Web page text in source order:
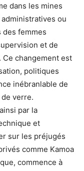
dans les mines
ou
des femmes
et de
changement est
politiques
inébranlable de
verre.
par la
et
sur les préjugés
comme Kamoa
commence à